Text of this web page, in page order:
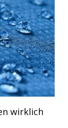
wirklich